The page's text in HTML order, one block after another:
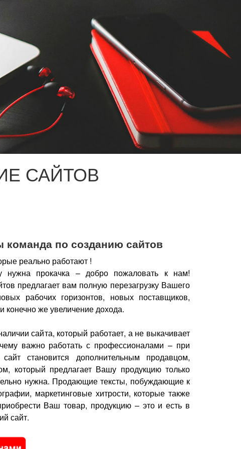
САЙТОВ
команда по созданию сайтов
реально работают !
нужна прокачка – добро пожаловать к нам!
предлагает вам полную перезагрузку Вашего
рабочих горизонтов, новых поставщиков,
конечно же увеличение дохода.
сайта, который работает, а не выкачивает
важно работать с профессионалами – при
становится дополнительным продавцом,
который предлагает Вашу продукцию только
нужна. Продающие тексты, побуждающие к
маркетинговые хитрости, которые также
Ваш товар, продукцию – это и есть в
сайт.